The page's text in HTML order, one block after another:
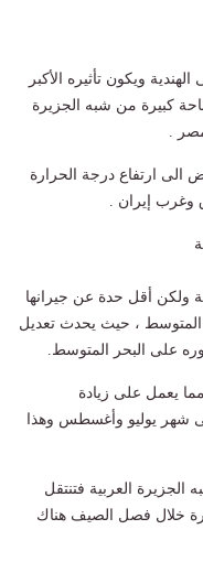
ويكون تأثيره الأكبر
كبيرة من شبه الجزيرة
.
الى ارتفاع درجة الحرارة
وغرب إيران .
ولكن أقل حدة عن جيرانها
المتوسط ، حيث يحدث تعديل
على البحر المتوسط.
يعمل على زيادة
شهر يوليو وأغسطس وهذا
العربية فتنتقل
خلال فصل الصيف هناك